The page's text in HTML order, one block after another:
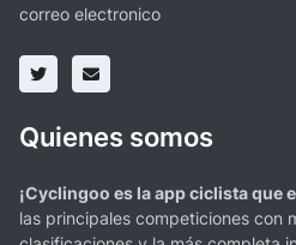
correo electronico
Quienes somos
¡Cyclingoo es la app ciclista que
las principales competiciones con